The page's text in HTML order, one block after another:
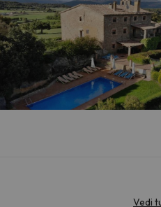
Vedi